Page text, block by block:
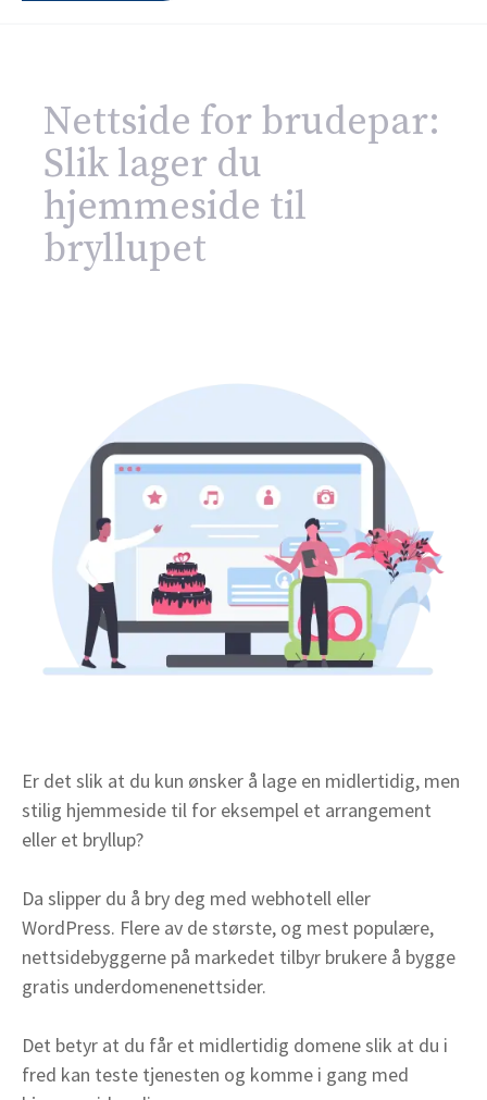
Er det slik at du kun ønsker å lage en midlertidig, men
stilig hjemmeside til for eksempel et arrangement
eller et bryllup?
Da slipper du å bry deg med webhotell eller
WordPress. Flere av de største, og mest populære,
nettsidebyggerne på markedet tilbyr brukere å bygge
gratis underdomenenettsider.
Det betyr at du får et midlertidig domene slik at du i
fred kan teste tjenesten og komme i gang med
Nettside for brudepar:
Slik lager du
hjemmeside til
bryllupet